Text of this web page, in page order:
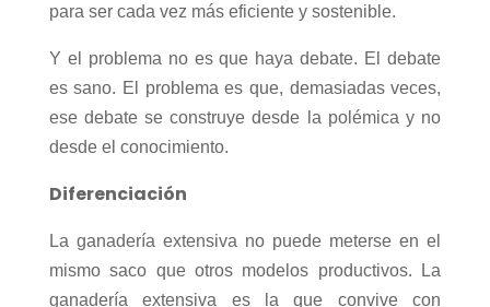
para ser cada vez más eficiente y sostenible.
Y el problema no es que haya debate. El debate
es sano. El problema es que, demasiadas veces,
ese debate se construye desde la polémica y no
desde el conocimiento.
Diferenciación
La ganadería extensiva no puede meterse en el
mismo saco que otros modelos productivos. La
ganadería extensiva es la que convive con